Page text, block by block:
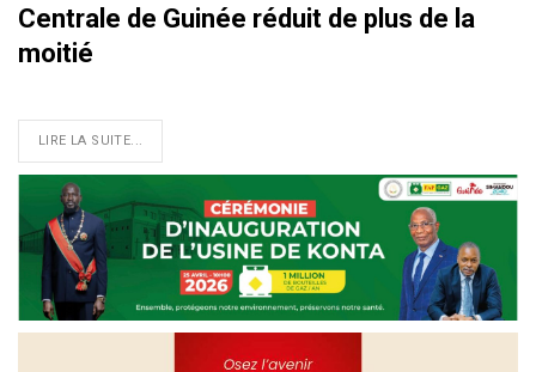
Centrale de Guinée réduit de plus de la
moitié
LIRE LA SUITE...